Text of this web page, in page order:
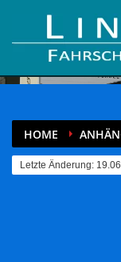
HOME
Letzte Änderung: